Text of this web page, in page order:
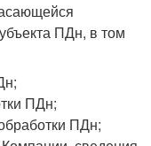
ПДн, в том
ПДн;
ПДн;